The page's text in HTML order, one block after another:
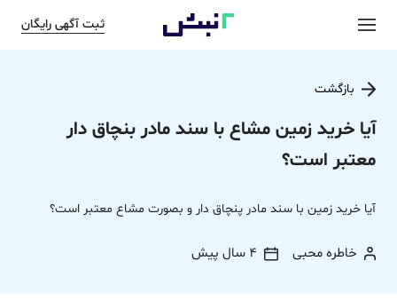
ثبت آگهی رایگان
بازگشت
آیا خرید زمین مشاع با سند مادر بنچاق دار
معتبر است؟
آیا خرید زمین با سند مادر پنچاق دار و بصورت مشاع معتبر است؟
خاطره محبی 4 سال پیش